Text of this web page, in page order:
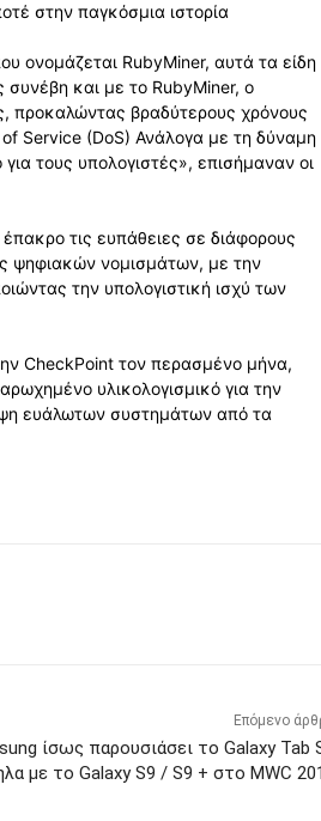
στην παγκόσμια ιστορία
ονομάζεται RubyMiner, αυτά τα είδη
και με το RubyMiner, ο
προκαλώντας βραδύτερους χρόνους
Service (DoS) Ανάλογα με τη δύναμη
τους υπολογιστές», επισήμαναν οι
τις ευπάθειες σε διάφορους
ψηφιακών νομισμάτων, με την
την υπολογιστική ισχύ των
CheckPoint τον περασμένο μήνα,
υλικολογισμικό για την
ευάλωτων συστημάτων από τα
Επόμενο
ίσως παρουσιάσει το Galaxy Tab
με το Galaxy S9 / S9 + στο MWC